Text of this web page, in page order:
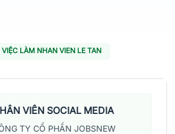
VIỆC LÀM NHAN VIEN LE TAN
VIÊN SOCIAL MEDIA
TY CỔ PHẦN JOBSNEW